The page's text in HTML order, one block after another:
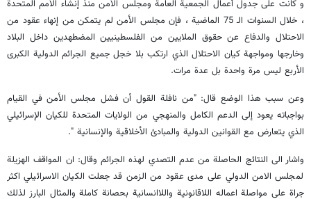
و كانت على جدول أعمال الجمعية العامة ومجلس الأمن منذ إنشاء الأمم المتحدة
، خلال السنوات الـ 75 الماضية ، فإن مجلس الأمن لم يتمكن من إنهاء عقود من
الاحتلال والدفاع عن حقوق الملايين من الفلسطينيين المضطهدين داخل البلاد
وخارجها ومواجهة كيان الاحتلال الذي ارتكب بلا خجل جميع الجرائم الدولية الكبرى
الأربع ليس مرة واحدة بل عدة مرات.
وعن سبب هذا الوضع قال: "من نافلة القول أن فشل مجلس الأمن في القيام
بواجباته يعود إلى الدعم الكامل والمنهجي من الولايات المتحدة للكيان الإسرائيلي
الذي يتعارض مع القوانين الدولية والمبادئ الأخلاقية والإنسانية ".
واشار الى النتائج الحاصلة من عدم التصدي لهذه الجرائم وقال: ان المواقف الهزيلة
لمجلس الامن الدولي على مدى عقود من الزمن قد جعلت الكيان الاسرائيلي اكثر
جراة على مواصلة اعماله اللاقانونية واللاانسانية بحصانة كاملة والمثال البارز لذلك